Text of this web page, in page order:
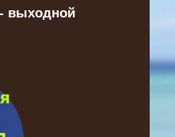
выходной